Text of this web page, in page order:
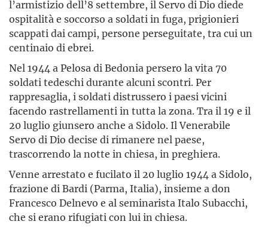
l’armistizio dell’8 settembre, il Servo di Dio diede
ospitalità e soccorso a soldati in fuga, prigionieri
scappati dai campi, persone perseguitate, tra cui un
centinaio di ebrei.
Nel 1944 a Pelosa di Bedonia persero la vita 70
soldati tedeschi durante alcuni scontri. Per
rappresaglia, i soldati distrussero i paesi vicini
facendo rastrellamenti in tutta la zona. Tra il 19 e il
20 luglio giunsero anche a Sidolo. Il Venerabile
Servo di Dio decise di rimanere nel paese,
trascorrendo la notte in chiesa, in preghiera.
Venne arrestato e fucilato il 20 luglio 1944 a Sidolo,
frazione di Bardi (Parma, Italia), insieme a don
Francesco Delnevo e al seminarista Italo Subacchi,
che si erano rifugiati con lui in chiesa.